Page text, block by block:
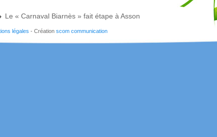
Le « Carnaval Biarnès » fait étape à Asson
légales - Création scom communication